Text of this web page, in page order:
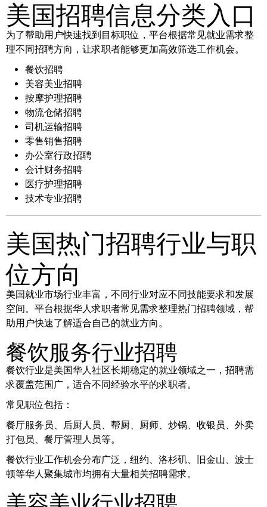
美国招聘信息分类入口
为了帮助用户快速找到目标职位，平台根据常见就业需求整
理不同招聘方向，让求职者能够更加高效筛选工作机会。
餐饮招聘
美容美业招聘
按摩护理招聘
物流仓储招聘
司机运输招聘
零售销售招聘
办公室行政招聘
会计财务招聘
医疗护理招聘
技术专业招聘
美国热门招聘行业与职
位方向
美国就业市场行业丰富，不同行业对应不同技能要求和发展
空间。平台根据华人求职者常见需求整理热门招聘领域，帮
助用户快速了解适合自己的就业方向。
餐饮服务行业招聘
餐饮行业是美国华人社区长期稳定的就业领域之一，招聘需
求覆盖范围广，适合不同经验水平的求职者。
常见职位包括：
餐厅服务员、后厨人员、帮厨、厨师、炒锅、收银员、外卖
打包员、餐厅管理人员等。
餐饮行业工作机会分布广泛，纽约、洛杉矶、旧金山、波士
顿等华人聚集城市均拥有大量相关招聘需求。
美容美业行业招聘